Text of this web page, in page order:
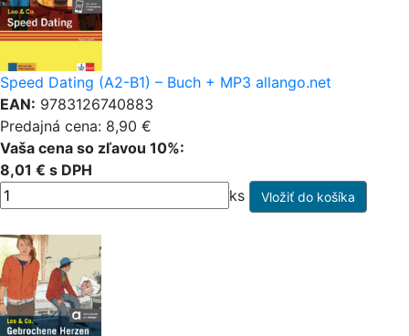
Speed Dating (A2-B1) – Buch + MP3 allango.net
EAN: 9783126740883
Predajná cena: 8,90 €
Vaša cena so zľavou 10%:
8,01 € s DPH
ks